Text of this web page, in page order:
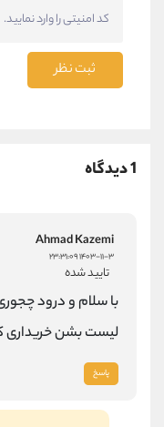
ثبت نظر
1 دیدگاه
Ahmad Kazemi
۱۴۰۳-۱۱-۳ ۲۳:۳۱:۰۹
تایید شده
با سلام و درود چجوری
لیست بشن خریداری
پاسخ